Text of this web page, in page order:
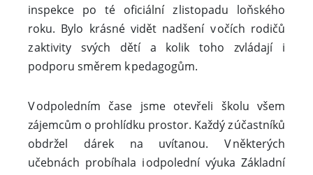
inspekce po té oficiální z listopadu loňského
roku. Bylo krásné vidět nadšení v očích rodičů
z aktivity svých dětí a kolik toho zvládají i
podporu směrem k pedagogům.
V odpoledním čase jsme otevřeli školu všem
zájemcům o prohlídku prostor. Každý z účastníků
obdržel dárek na uvítanou. V některých
učebnách probíhala i odpolední výuka Základní